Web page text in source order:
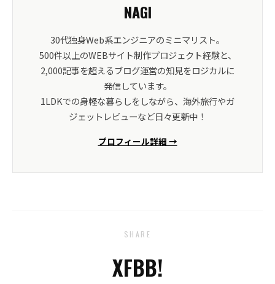
NAGI
30代独身Web系エンジニアのミニマリスト。
500件以上のWEBサイト制作プロジェクト経験と、
2,000記事を超えるブログ運営の知見をロジカルに
発信しています。
1LDKでの身軽な暮らしをしながら、海外旅行やガ
ジェットレビューなど日々更新中！
プロフィール詳細 →
SHARE
XFBB!